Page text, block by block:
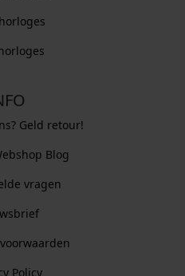
Geld retour!
Blog
vragen
Policy